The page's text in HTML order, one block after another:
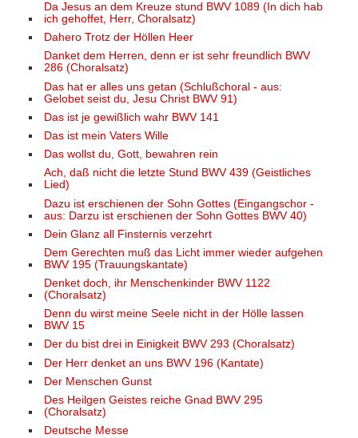
Da Jesus an dem Kreuze stund BWV 1089 (In dich hab
ich gehoffet, Herr, Choralsatz)
Dahero Trotz der Höllen Heer
Danket dem Herren, denn er ist sehr freundlich BWV
286 (Choralsatz)
Das hat er alles uns getan (Schlußchoral - aus:
Gelobet seist du, Jesu Christ BWV 91)
Das ist je gewißlich wahr BWV 141
Das ist mein Vaters Wille
Das wollst du, Gott, bewahren rein
Ach, daß nicht die letzte Stund BWV 439 (Geistliches
Lied)
Dazu ist erschienen der Sohn Gottes (Eingangschor -
aus: Darzu ist erschienen der Sohn Gottes BWV 40)
Dein Glanz all Finsternis verzehrt
Dem Gerechten muß das Licht immer wieder aufgehen
BWV 195 (Trauungskantate)
Denket doch, ihr Menschenkinder BWV 1122
(Choralsatz)
Denn du wirst meine Seele nicht in der Hölle lassen
BWV 15
Der du bist drei in Einigkeit BWV 293 (Choralsatz)
Der Herr denket an uns BWV 196 (Kantate)
Der Menschen Gunst
Des Heilgen Geistes reiche Gnad BWV 295
(Choralsatz)
Deutsche Messe